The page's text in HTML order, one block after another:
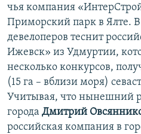
чья компания
Приморский парк в Ялте.
девелоперов теснит
Ижевск» из Удмуртии,
несколько конкурсов,
(15 га – вблизи моря)
Учитывая, что нынешний
города Дмитрий
российская компания в